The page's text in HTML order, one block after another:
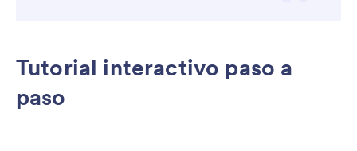
Tutorial interactivo paso a
paso